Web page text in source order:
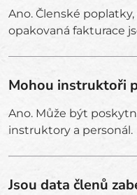
Ano. Členské
opakovaná fakturace
Mohou instruktoři
Ano. Může být
instruktory a personál.
Jsou data členů